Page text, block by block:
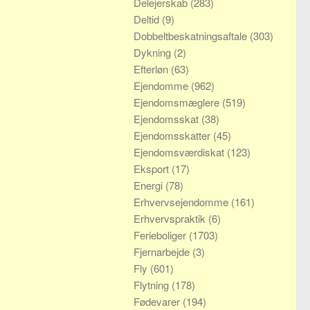
Deltid (9)
Dobbeltbeskatningsaftale (303)
Dykning (2)
Efterløn (63)
Ejendomme (962)
Ejendomsmæglere (519)
Ejendomsskat (38)
Ejendomsskatter (45)
Ejendomsværdiskat (123)
Eksport (17)
Energi (78)
Erhvervsejendomme (161)
Erhvervspraktik (6)
Ferieboliger (1703)
Fjernarbejde (3)
Fly (601)
Flytning (178)
Fødevarer (194)